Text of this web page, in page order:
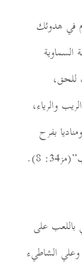
في هدوئك
للحق،
والرياء،
بفرح
8).
باللعب على
الشاطيء